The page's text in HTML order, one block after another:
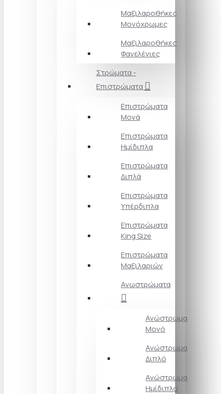
Μαξιλαροθήκες
Μονόχρωμες
Μαξιλαροθήκες
Φανελένιες
Στρώματα -
Επιστρώματα
Επιστρώματα
Μονά
Επιστρώματα
Ημίδιπλα
Επιστρώματα
Διπλά
Επιστρώματα
Υπέρδιπλα
Επιστρώματα
King Size
Επιστρώματα
Μαξιλαριών
Ανωστρώματα
Ανώστρωμα
Μονό
Ανώστρωμα
Διπλό
Ανώστρωμα
Ημίδιπλο